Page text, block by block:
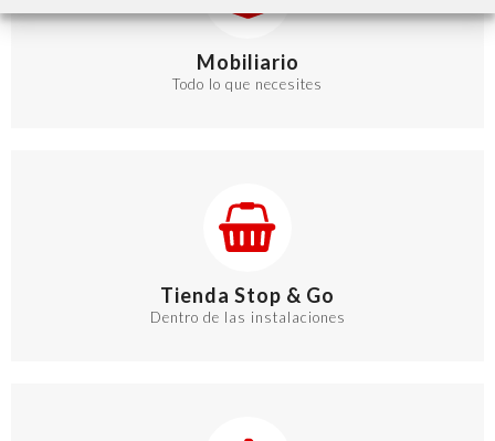
Mobiliario
Todo lo que necesites
Tienda Stop & Go
Dentro de las instalaciones